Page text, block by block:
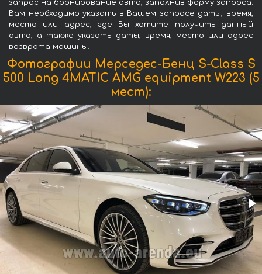
запрос на бронирование авто, заполнив форму запроса.
Вам необходимо указать в Вашем запросе даты, время,
место или адрес, где Вы хотите получить данный
авто, а также указать даты, время, место или адрес
возврата машины.
Фотографии Мерседес-Бенц S-Class S
500 Long 4MATIC AMG equipment W223 (5
мест):